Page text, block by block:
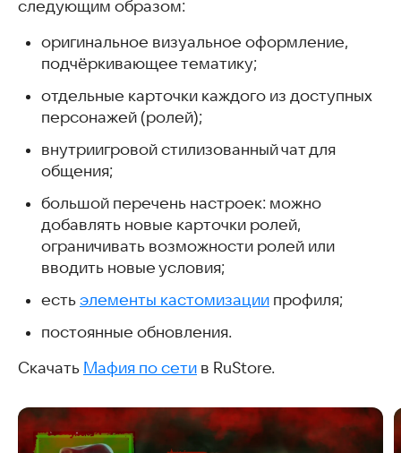
следующим образом:
оригинальное визуальное оформление,
подчёркивающее тематику;
отдельные карточки каждого из доступных
персонажей (ролей);
внутриигровой стилизованный чат для
общения;
большой перечень настроек: можно
добавлять новые карточки ролей,
ограничивать возможности ролей или
вводить новые условия;
есть элементы кастомизации профиля;
постоянные обновления.
Скачать Мафия по сети в RuStore.